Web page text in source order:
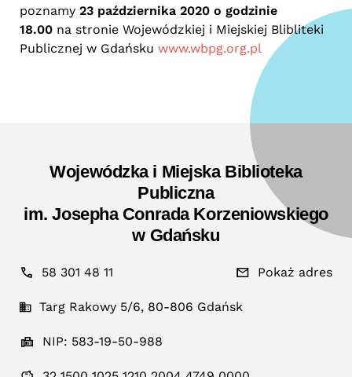
poznamy 23 października 2020 o godzinie
18.00 na stronie Wojewódzkiej i Miejskiej Blibliteki
Publicznej w Gdańsku www.wbpg.org.pl
Wojewódzka i Miejska Biblioteka
Publiczna
im. Josepha Conrada Korzeniowskiego
w Gdańsku
58 301 48 11 Pokaż adres
Targ Rakowy 5/6, 80-806 Gdańsk
NIP: 583-19-50-988